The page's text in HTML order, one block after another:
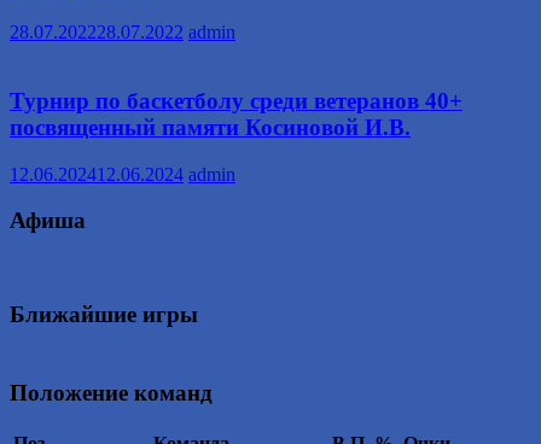
28.07.202228.07.2022 admin
Турнир по баскетболу среди ветеранов 40+
посвященный памяти Косиновой И.В.
12.06.202412.06.2024 admin
Афиша
Ближайшие игры
Положение команд